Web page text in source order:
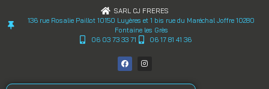
SARL CJ FRERES
136 rue Rosalie Paillot 10150 Luyères et 1 bis rue du Maréchal Joffre 10280
Fontaine les Grès
06 03 73 33 71
06 17 81 41 36